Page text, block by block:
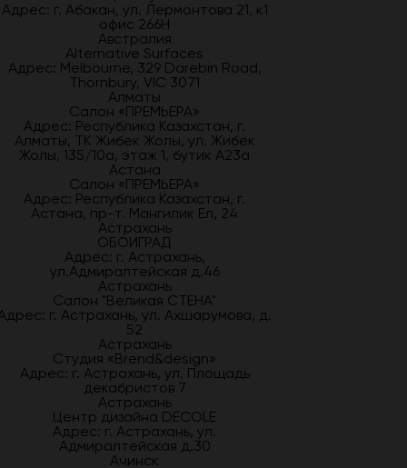
Адрес: г. Абакан, ул. Лермонтова 21, к1
офис 266Н
Австралия
Alternative Surfaces
Адрес: Melbourne, 329 Darebin Road,
Thornbury, VIC 3071
Алматы
Салон «ПРЕМЬЕРА»
Адрес: Республика Казахстан, г.
Алматы, ТК Жибек Жолы, ул. Жибек
Жолы, 135/10а, этаж 1, бутик А23а
Астана
Салон «ПРЕМЬЕРА»
Адрес: Республика Казахстан, г.
Астана, пр-т. Мангилик Ел, 24
Астрахань
ОБОИГРАД
Адрес: г. Астрахань,
ул.Адмиралтейская д.46
Астрахань
Салон "Великая СТЕНА"
г. Астрахань, ул. Ахшарумова, д.
52
Астрахань
Студия «Brend&design»
Адрес: г. Астрахань, ул. Площадь
декабристов 7
Астрахань
Центр дизайна DECOLE
Адрес: г. Астрахань, ул.
Адмиралтейская д.30
Ачинск